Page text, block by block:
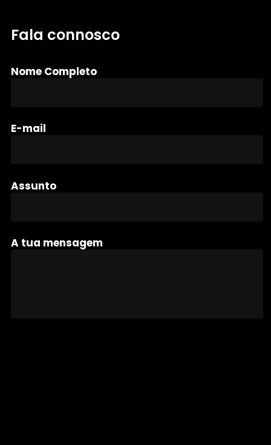
Fala connosco
Nome Completo
E-mail
Assunto
A tua mensagem